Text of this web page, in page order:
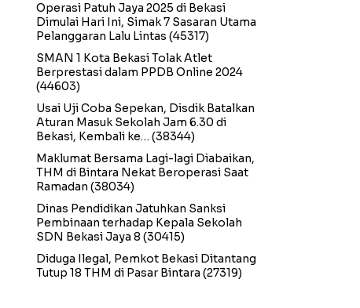
Operasi Patuh Jaya 2025 di Bekasi
Dimulai Hari Ini, Simak 7 Sasaran Utama
Pelanggaran Lalu Lintas (45317)
SMAN 1 Kota Bekasi Tolak Atlet
Berprestasi dalam PPDB Online 2024
(44603)
Usai Uji Coba Sepekan, Disdik Batalkan
Aturan Masuk Sekolah Jam 6.30 di
Bekasi, Kembali ke… (38344)
Maklumat Bersama Lagi-lagi Diabaikan,
THM di Bintara Nekat Beroperasi Saat
Ramadan (38034)
Dinas Pendidikan Jatuhkan Sanksi
Pembinaan terhadap Kepala Sekolah
SDN Bekasi Jaya 8 (30415)
Diduga Ilegal, Pemkot Bekasi Ditantang
Tutup 18 THM di Pasar Bintara (27319)